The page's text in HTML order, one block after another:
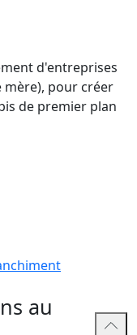
d'entreprises
mère), pour créer
de premier plan
au